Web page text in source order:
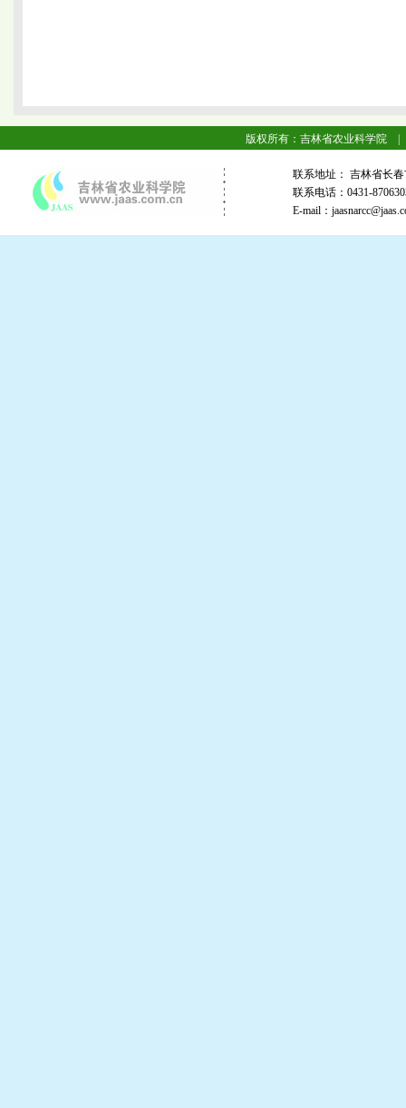
版权所有：吉林省农业科学院 |
联系地址： 吉林省
联系电话：0431-
E-mail：